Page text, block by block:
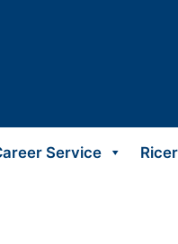
Service